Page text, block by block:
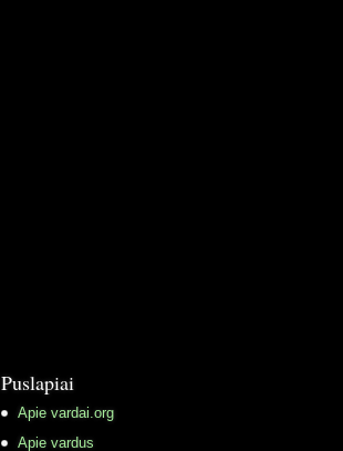
Puslapiai
Apie vardai.org
Apie vardus